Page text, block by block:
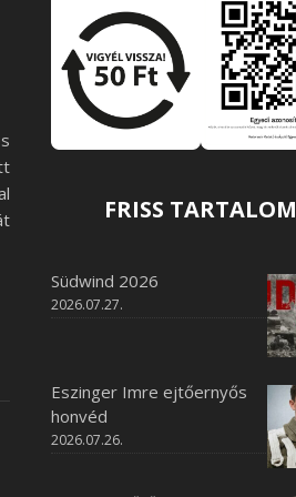
FRISS TARTALOM
Südwind 2026
2026.07.27.
Eszinger Imre ejtőernyős
honvéd
2026.07.26.